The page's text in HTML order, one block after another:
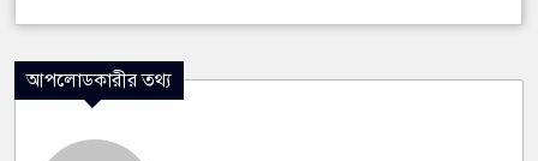
আপলোডকারীর তথ্য